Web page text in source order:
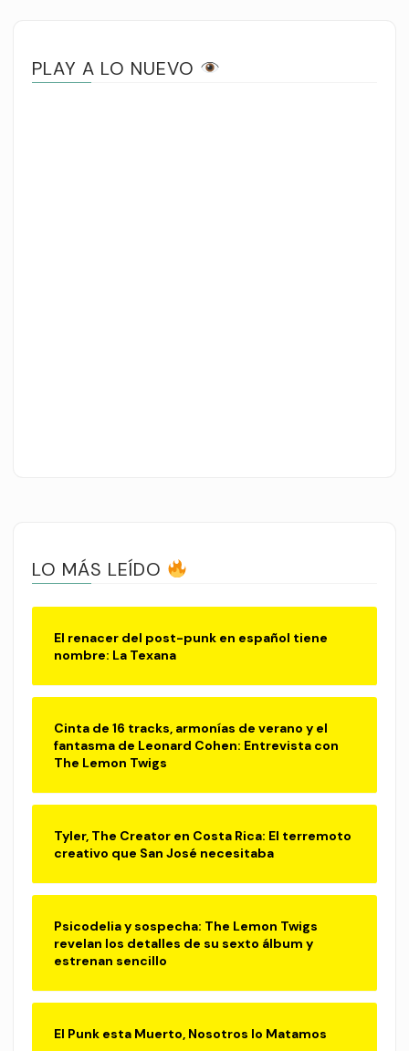
PLAY A LO NUEVO
LO MÁS LEÍDO
El renacer del post-punk en español tiene
nombre: La Texana
Cinta de 16 tracks, armonías de verano y el
fantasma de Leonard Cohen: Entrevista con
The Lemon Twigs
Tyler, The Creator en Costa Rica: El terremoto
creativo que San José necesitaba
Psicodelia y sospecha: The Lemon Twigs
revelan los detalles de su sexto álbum y
estrenan sencillo
El Punk esta Muerto, Nosotros lo Matamos